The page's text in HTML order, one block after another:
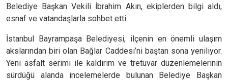
Belediye Başkan Vekili İbrahim Akın, ekiplerden bilgi aldı,
esnaf ve vatandaşlarla sohbet etti.
İstanbul Bayrampaşa Belediyesi, ilçenin en önemli ulaşım
akslarından biri olan Bağlar Caddesi’ni baştan sona yeniliyor.
Yeni asfalt serimi ile kaldırım ve tretuvar düzenlemelerinin
sürdüğü alanda incelemelerde bulunan Belediye Başkan